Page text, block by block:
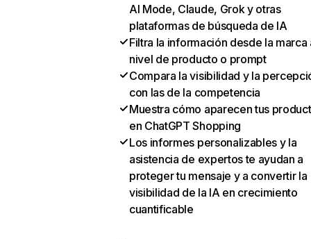
AI Mode, Claude, Grok y otras
plataformas de búsqueda de IA
Filtra la información desde la marca
nivel de producto o prompt
Compara la visibilidad y la
con las de la competencia
Muestra cómo aparecen tus
en ChatGPT Shopping
Los informes personalizables y la
asistencia de expertos te ayudan a
proteger tu mensaje y a convertir la
visibilidad de la IA en crecimiento
cuantificable